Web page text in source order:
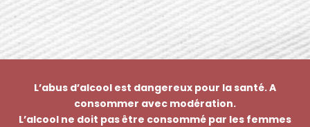
L’abus d’alcool est dangereux pour la santé. A
consommer avec modération.
L’alcool ne doit pas être consommé par les femmes